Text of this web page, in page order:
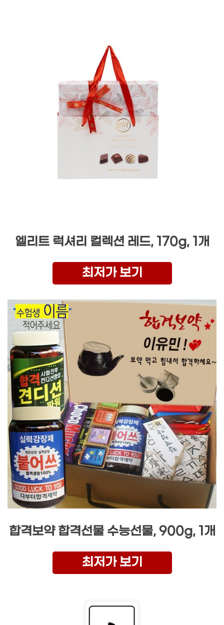
엘리트 럭셔리 컬렉션 레드, 170g, 1개
최저가 보기
합격보약 합격선물 수능선물, 900g, 1개
최저가 보기